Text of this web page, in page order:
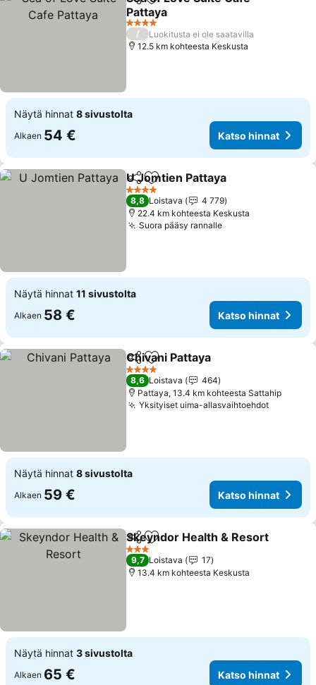
Jaa Lisää suosikkeihin
Pattaya
4 Tähtiluokitus
/
Luokitusta ei ole saatavilla
12.5 km kohteesta Keskusta
Näytä hinnat 8 sivustolta
Alkaen 54 € Katso hinnat
Jaa Lisää suosikkeihin
U Jomtien Pattaya
4 Tähtiluokitus
8,8 Loistava
4 779
22.4 km kohteesta Keskusta
Suora pääsy rannalle
Näytä hinnat 11 sivustolta
Alkaen 58 € Katso hinnat
Jaa Lisää suosikkeihin
Chivani Pattaya
4 Tähtiluokitus
8,6 Loistava
464
Pattaya, 13.4 km kohteesta Sattahip
Yksityiset uima-allasvaihtoehdot
Näytä hinnat 8 sivustolta
Alkaen 59 € Katso hinnat
Jaa Lisää suosikkeihin
Skeyndor Health & Resort
3 Tähtiluokitus
9,7 Loistava
17
13.4 km kohteesta Keskusta
Näytä hinnat 3 sivustolta
Alkaen 65 € Katso hinnat